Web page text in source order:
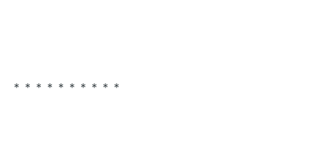
＊＊＊＊＊＊＊＊＊＊